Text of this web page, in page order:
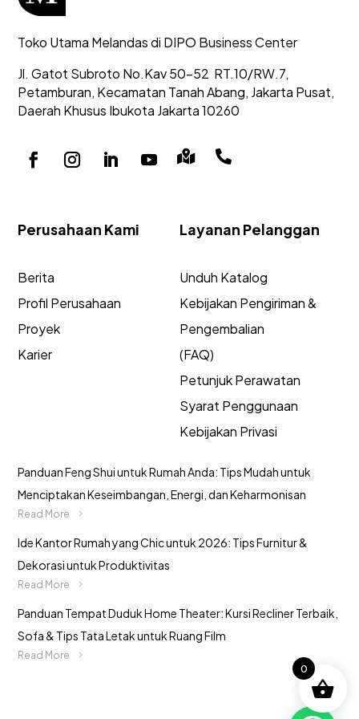
Toko Utama Melandas di DIPO Business Center
Jl. Gatot Subroto No.Kav 50-52 RT.10/RW.7,
Petamburan, Kecamatan Tanah Abang, Jakarta Pusat,
Daerah Khusus Ibukota Jakarta 10260
 
Perusahaan Kami
Berita
Profil Perusahaan
Proyek
Karier
Layanan Pelanggan
Unduh Katalog
Kebijakan Pengiriman &
Pengembalian
(FAQ)
Petunjuk Perawatan
Syarat Penggunaan
Kebijakan Privasi
Panduan Feng Shui untuk Rumah Anda: Tips Mudah untuk
Menciptakan Keseimbangan, Energi, dan Keharmonisan
Read More
Ide Kantor Rumah yang Chic untuk 2026: Tips Furnitur &
Dekorasi untuk Produktivitas
Read More
Panduan Tempat Duduk Home Theater: Kursi Recliner Terbaik,
Sofa & Tips Tata Letak untuk Ruang Film
Read More
0